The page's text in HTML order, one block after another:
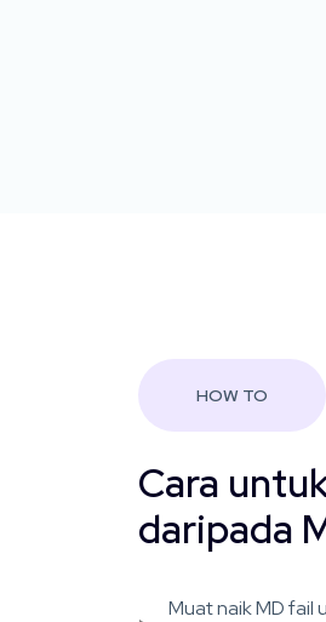
HOW TO
Cara
daripada
Muat naik MD fail